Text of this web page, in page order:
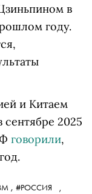
в
году.
и Китаем
2025
говорили,
, #РОССИЯ
,